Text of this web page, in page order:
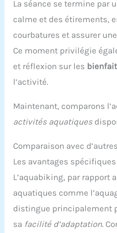
Charge Maximale De
Utilisation Récréative En
【Conception
Transport Et Un
Des Composants
Transport Et Le
Peut Être Pliée Après
De Se Loger Plus
L'ensemble Est
Simplifier La
Camping, Des Sorties À La
Permet Une Installation
【Kit D'accessoires
Inclut Les Accessoires
D'instructions Détaillé
Et L'entretien. Notre
Votre Disposition Pour
Sur Le Produit Et Pour
Vos Activités Nautiques
La séance se termine par
calme et des étirements,
courbatures et assurer
Ce moment privilégie
et réflexion sur les
l’activité.
Maintenant, comparons
activités aquatiques
Comparaison avec
Les avantages
L’aquabiking, par rapport
aquatiques comme
distingue principalement
sa facilité d’adaptation.